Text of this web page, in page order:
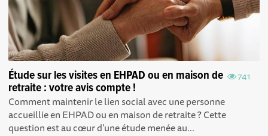
741
Étude sur les visites en EHPAD ou en maison de
retraite : votre avis compte !
Comment maintenir le lien social avec une personne
accueillie en EHPAD ou en maison de retraite ? Cette
question est au cœur d’une étude menée au...